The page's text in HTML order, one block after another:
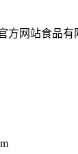
方网站食品有